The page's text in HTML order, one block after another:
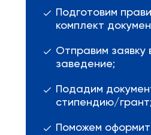
Подготовим
комплект
Отправим заявку
заведение;
Подадим
стипендию/грант;
Поможем